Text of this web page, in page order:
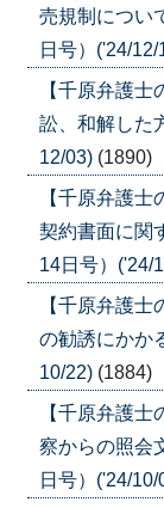
売規制につい
日号）('24/12/
【千原弁護
訟、和解した
12/03) (1890)
【千原弁護
契約書面に関
14日号）('24/
【千原弁護
の勧誘にかか
10/22) (1884)
【千原弁護
察からの照会
日号）('24/10/